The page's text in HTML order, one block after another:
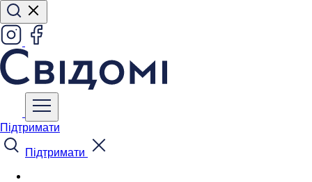
Підтримати
Підтримати